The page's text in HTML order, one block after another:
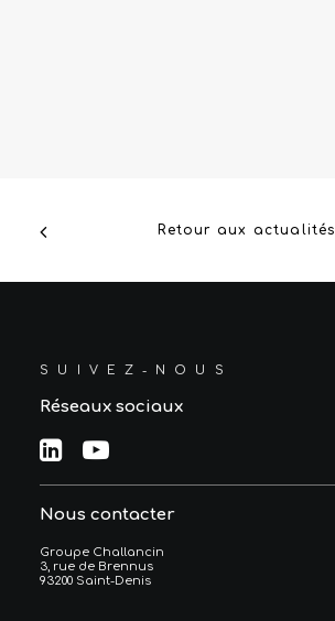
Retour aux actualités
SUIVEZ-NOUS
Réseaux sociaux
Nous contacter
Groupe Challancin
3, rue de Brennus
93200 Saint-Denis